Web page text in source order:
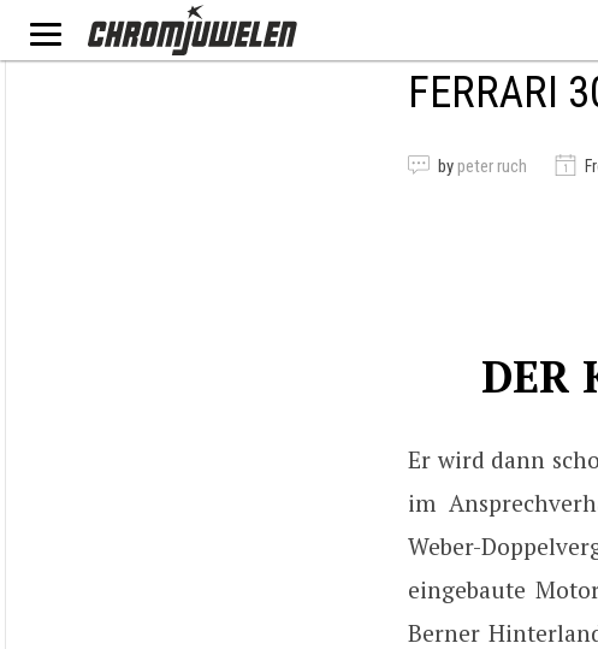
FERRARI
by peter ruch
DER
Er wird dann
im
Weber-
eingebaute
Berner